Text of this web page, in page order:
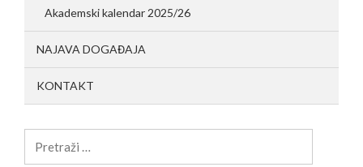
Akademski kalendar 2025/26
NAJAVA DOGAĐAJA
KONTAKT